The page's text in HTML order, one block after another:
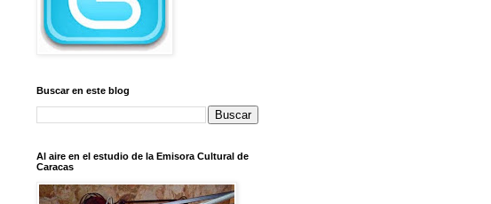
Buscar en este blog
Al aire en el estudio de la Emisora Cultural de
Caracas